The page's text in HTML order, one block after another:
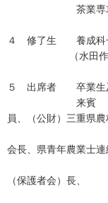
茶業専攻２
４ 修了生 養成科
（水田作専攻１
５ 出席者 卒業生及
来賓 県議会議
員、（公財）三重県
ンター理事長
会長、県青年農業士連
農業大学校
（保護者会）長、
県（農林水